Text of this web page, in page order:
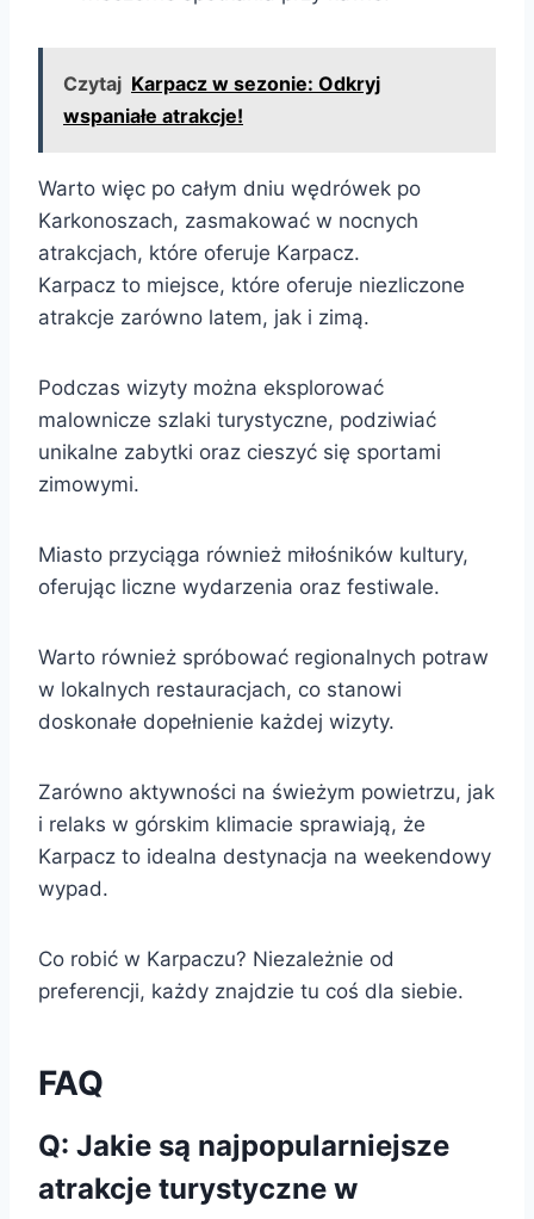
Czytaj Karpacz w sezonie: Odkryj
wspaniałe atrakcje!
Warto więc po całym dniu wędrówek po
Karkonoszach, zasmakować w nocnych
atrakcjach, które oferuje Karpacz.
Karpacz to miejsce, które oferuje niezliczone
atrakcje zarówno latem, jak i zimą.
Podczas wizyty można eksplorować
malownicze szlaki turystyczne, podziwiać
unikalne zabytki oraz cieszyć się sportami
zimowymi.
Miasto przyciąga również miłośników kultury,
oferując liczne wydarzenia oraz festiwale.
Warto również spróbować regionalnych potraw
w lokalnych restauracjach, co stanowi
doskonałe dopełnienie każdej wizyty.
Zarówno aktywności na świeżym powietrzu, jak
i relaks w górskim klimacie sprawiają, że
Karpacz to idealna destynacja na weekendowy
wypad.
Co robić w Karpaczu? Niezależnie od
preferencji, każdy znajdzie tu coś dla siebie.
FAQ
Q: Jakie są najpopularniejsze
atrakcje turystyczne w